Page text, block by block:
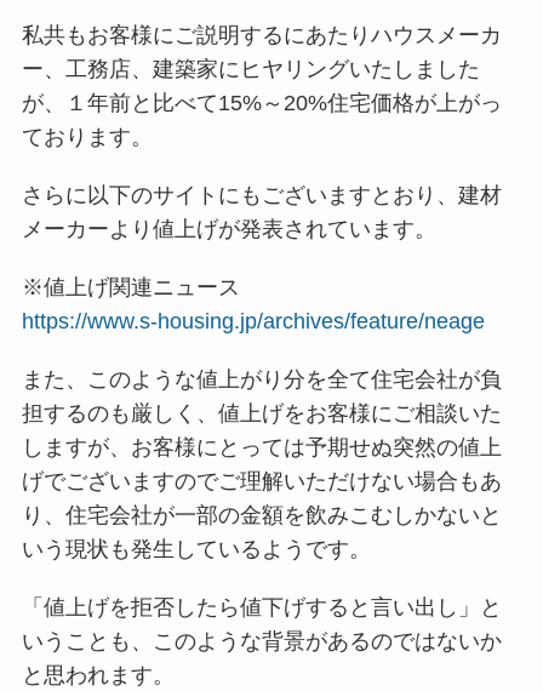
私共もお客様にご説明するにあたりハウスメーカ
ー、工務店、建築家にヒヤリングいたしました
が、１年前と比べて15%～20%住宅価格が上がっ
ております。
さらに以下のサイトにもございますとおり、建材
メーカーより値上げが発表されています。
※値上げ関連ニュース
https://www.s-housing.jp/archives/feature/neage
また、このような値上がり分を全て住宅会社が負
担するのも厳しく、値上げをお客様にご相談いた
しますが、お客様にとっては予期せぬ突然の値上
げでございますのでご理解いただけない場合もあ
り、住宅会社が一部の金額を飲みこむしかないと
いう現状も発生しているようです。
「値上げを拒否したら値下げすると言い出し」と
いうことも、このような背景があるのではないか
と思われます。